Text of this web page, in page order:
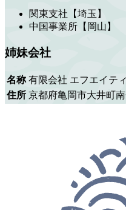
関東支社【埼玉】
中国事業所【岡山】
姉妹会社
名称 有限会社 エフエイテ
住所 京都府亀岡市大井町